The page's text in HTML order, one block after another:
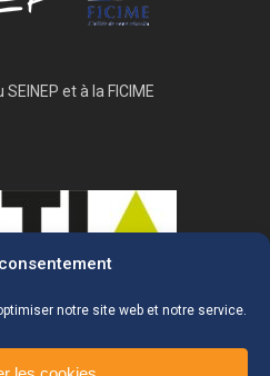
notre site web et notre service.
SEINEP et à la FICIME